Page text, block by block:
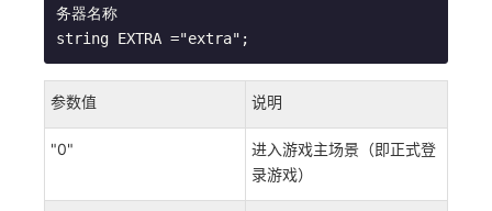
务器名称
string EXTRA ="extra";
参数值 说明
"0"
进入游戏主场景（即正式登
录游戏）